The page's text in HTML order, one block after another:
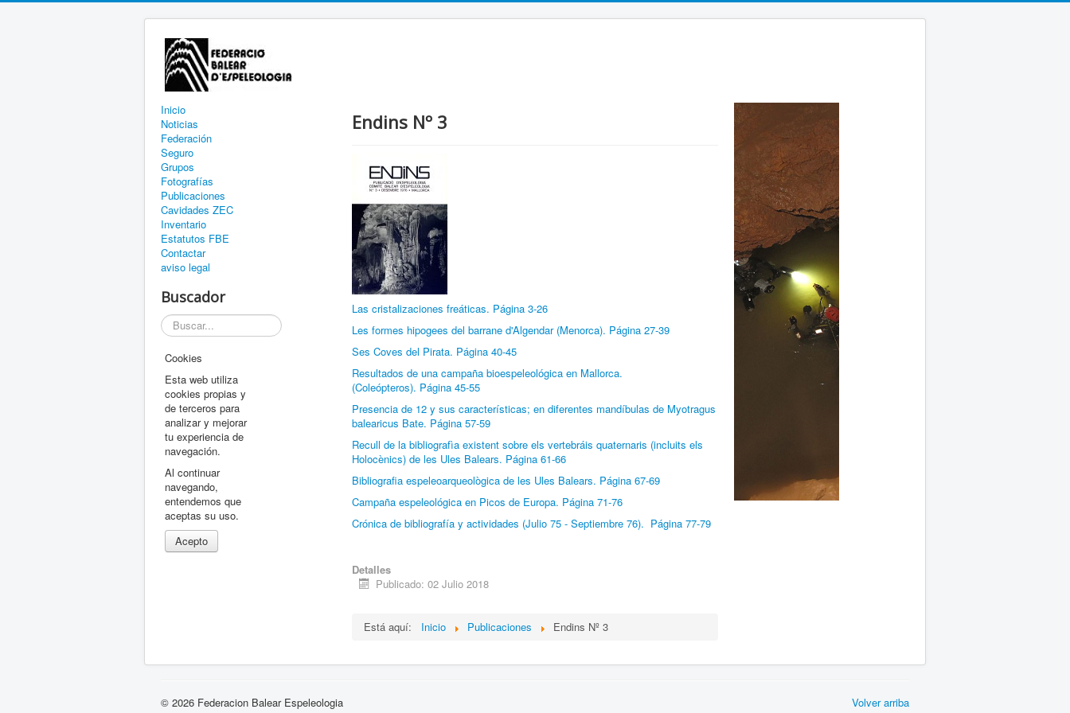
Inicio
Noticias
Federación
Seguro
Grupos
Fotografías
Publicaciones
Cavidades ZEC
Inventario
Estatutos FBE
Contactar
aviso legal
Buscador
Buscar
Cookies
Esta web utiliza
cookies propias y
de terceros para
analizar y mejorar
tu experiencia de
navegación.
Al continuar
navegando,
entendemos que
aceptas su uso.
Acepto
Endins Nº 3
Las cristalizaciones freáticas. Página 3-26
Les formes hipogees del barrane d'Algendar (Menorca). Página 27-39
Ses Coves del Pirata. Página 40-45
Resultados de una campaña bioespeleológica en Mallorca.
(Coleópteros). Página 45-55
Presencia de 12 y sus características; en diferentes mandíbulas de Myotragus
balearicus Bate. Página 57-59
Recull de la bibliografìa existent sobre els vertebráis quaternaris (incluits els
Holocènics) de les Ules Balears. Página 61-66
Bibliografia espeleoarqueològica de les Ules Balears. Página 67-69
Campaña espeleológica en Picos de Europa. Página 71-76
Crónica de bibliografía y actividades (Julio 75 - Septiembre 76). Página 77-79
Detalles
Publicado: 02 Julio 2018
Está aquí: Inicio Publicaciones Endins Nº 3
Volver arriba
© 2026 Federacion Balear Espeleologia